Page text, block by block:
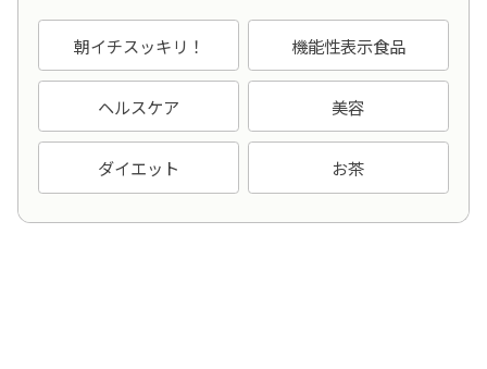
朝イチスッキリ！ 機能性表示食品
ヘルスケア 美容
ダイエット お茶